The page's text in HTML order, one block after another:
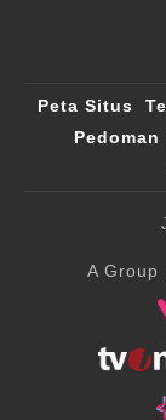
Peta Situs
A Group